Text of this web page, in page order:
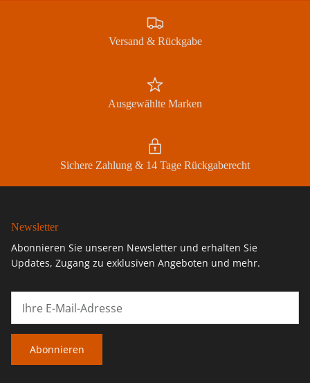
Versand & Rückgabe
Ausgewählte Marken
Sichere Zahlung & 14 Tage Rückgaberecht
Newsletter
Abonnieren Sie unseren Newsletter und erhalten Sie
Updates, Zugang zu exklusiven Angeboten und mehr.
Abonnieren
Jetzt Newsletter abonnieren und exklusive Angebote